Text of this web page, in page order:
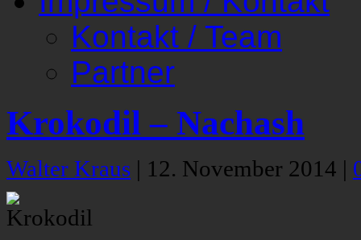
Kontakt / Team
Partner
Krokodil – Nachash
Walter Kraus | 12. November 2014 |